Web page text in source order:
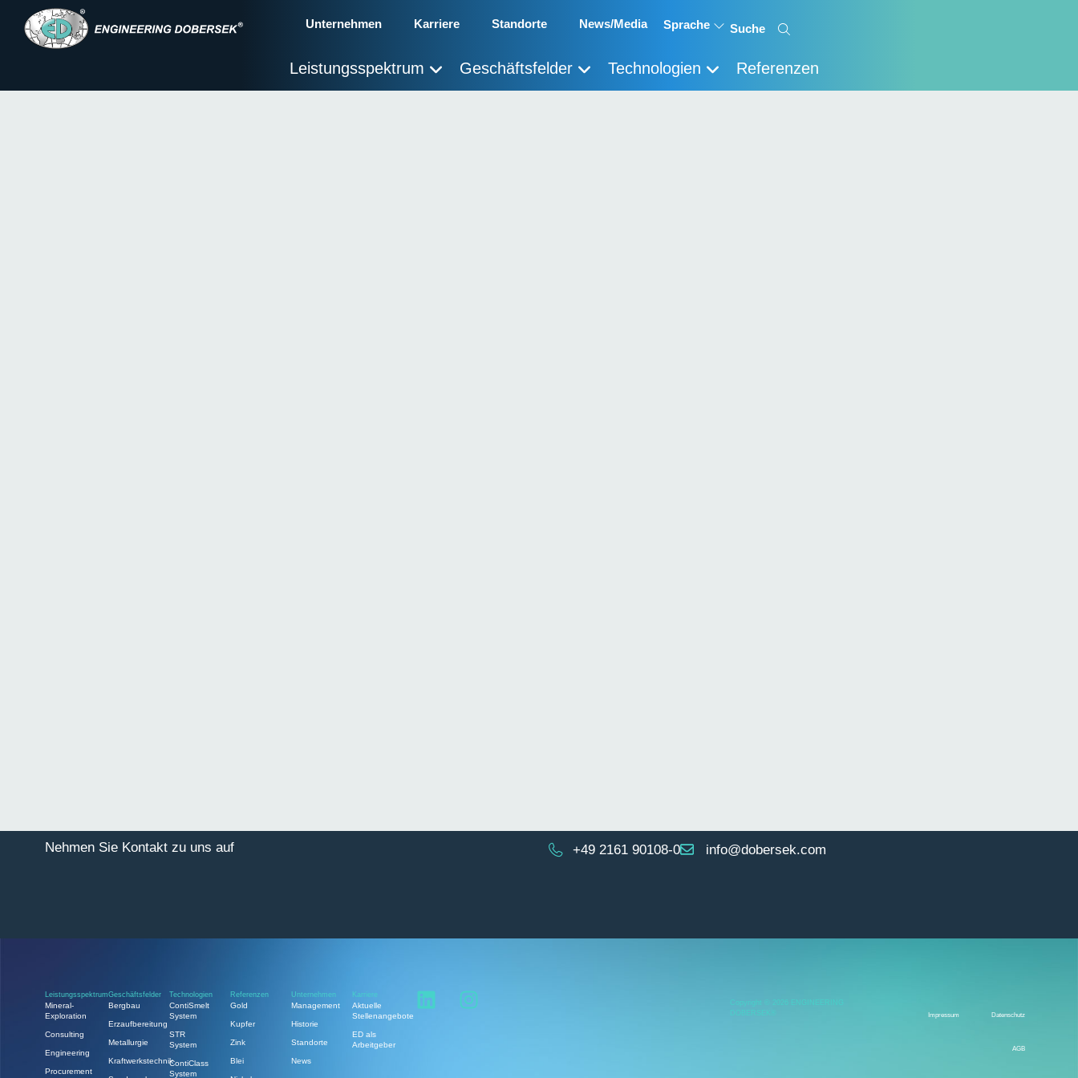
Unternehmen Karriere Standorte News/Media Sprache
Leistungsspektrum Geschäftsfelder Technologien Referenzen
Nehmen Sie Kontakt zu uns auf +49 2161 90108-0 info@dobersek.com
Leistungsspektrum
Mineral-
Exploration
Consulting
Engineering
Procurement
Geschäftsfelder
Bergbau
Erzaufbereitung
Metallurgie
Kraftwerkstechnik
Technologien
ContiSmelt
System
STR
System
ContiClass
System
Referenzen
Gold
Kupfer
Zink
Blei
Unternehmen
Management
Historie
Standorte
News
Karriere
Aktuelle
Stellenangebote
ED als
Arbeitgeber
Copyright © 2026 ENGINEERING
DOBERSEK®
Impressum Datenschutz
AGB